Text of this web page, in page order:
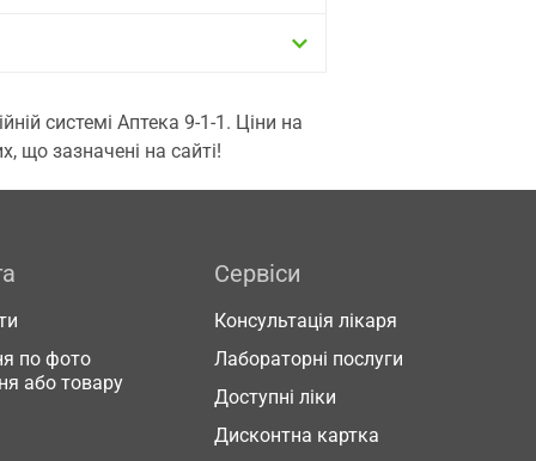
системі Аптека 9-1-1. Ціни на
що зазначені на сайті!
по фото
або товару
Сервіси
Консультація лікаря
Лабораторні послуги
Доступні ліки
Дисконтна картка